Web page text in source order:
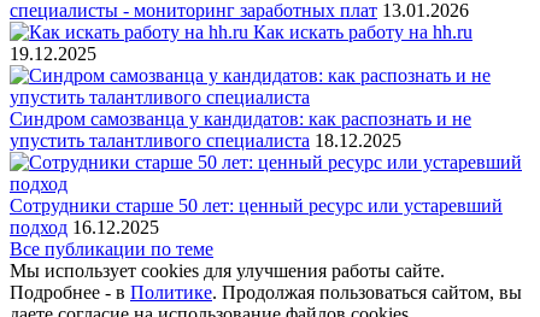
специалисты - мониторинг заработных плат 13.01.2026
Как искать работу на hh.ru
19.12.2025
Синдром самозванца у кандидатов: как распознать и не
упустить талантливого специалиста 18.12.2025
Сотрудники старше 50 лет: ценный ресурс или устаревший
подход 16.12.2025
Все публикации по теме
Мы использует cookies для улучшения работы сайте.
Подробнее - в Политике. Продолжая пользоваться сайтом, вы